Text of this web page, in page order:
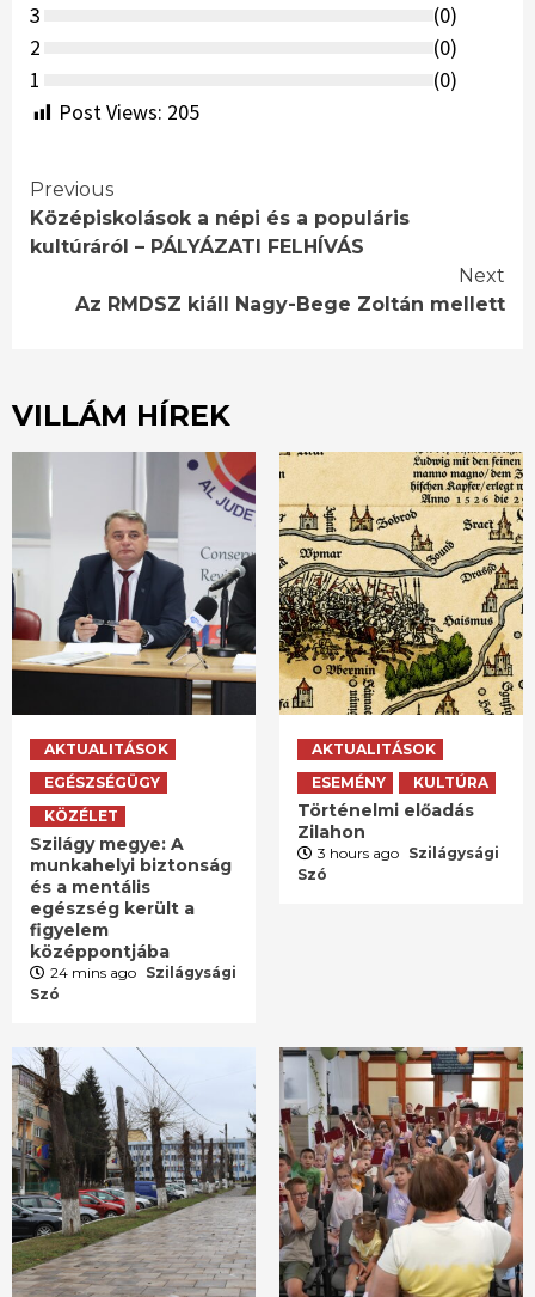
3
(0)
2
(0)
1
(0)
Post Views: 205
Continue
Reading
Previous
Középiskolások a népi és a populáris
kultúráról – PÁLYÁZATI FELHÍVÁS
Next
Az RMDSZ kiáll Nagy-Bege Zoltán mellett
VILLÁM HÍREK
AKTUALITÁSOK
EGÉSZSÉGÜGY
KÖZÉLET
Szilágy megye: A
munkahelyi biztonság
és a mentális
egészség került a
figyelem
középpontjába
24 mins ago Szilágysági
Szó
AKTUALITÁSOK
ESEMÉNY
KULTÚRA
Történelmi előadás
Zilahon
3 hours ago Szilágysági
Szó